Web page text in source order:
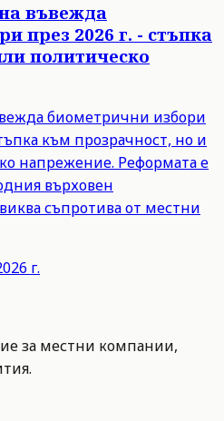
въвежда
през 2026 г. - стъпка
политическо
биометрични избори
към прозрачност, но и
напрежение. Реформата е
върховен
съпротива от местни
г.
за местни компании,